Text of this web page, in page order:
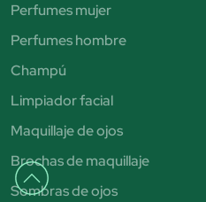
Perfumes mujer
Perfumes hombre
Champú
Limpiador facial
Maquillaje de ojos
Brochas de maquillaje
Sombras de ojos